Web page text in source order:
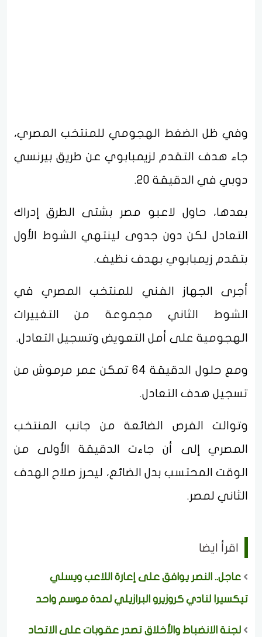
وفي ظل الضغط الهجومي للمنتخب المصري،
جاء هدف التقدم لزيمبابوي عن طريق بيرنسي
دوبي في الدقيقة 20.
بعدها، حاول لاعبو مصر بشتى الطرق إدراك
التعادل لكن دون جدوى لينتهي الشوط الأول
بتقدم زيمبابوي بهدف نظيف.
أجرى الجهاز الفني للمنتخب المصري في
الشوط الثاني مجموعة من التغييرات
الهجومية على أمل التعويض وتسجيل التعادل.
ومع حلول الدقيقة 64 تمكن عمر مرموش من
تسجيل هدف التعادل.
وتوالت الفرص الضائعة من جانب المنتخب
المصري إلى أن جاءت الدقيقة الأولى من
الوقت المحتسب بدل الضائع، ليحرز صلاح الهدف
الثاني لمصر.
اقرأ ايضا
عاجل.. النصر يوافق على إعارة اللاعب ويسلي
تيكسيرا لنادي كروزيرو البرازيلي لمدة موسم واحد
لجنة الانضباط والأخلاق تصدر عقوبات على الاتحاد